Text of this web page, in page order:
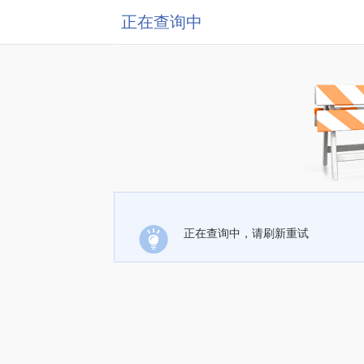
正在查询中
正在查询中，请刷新重试